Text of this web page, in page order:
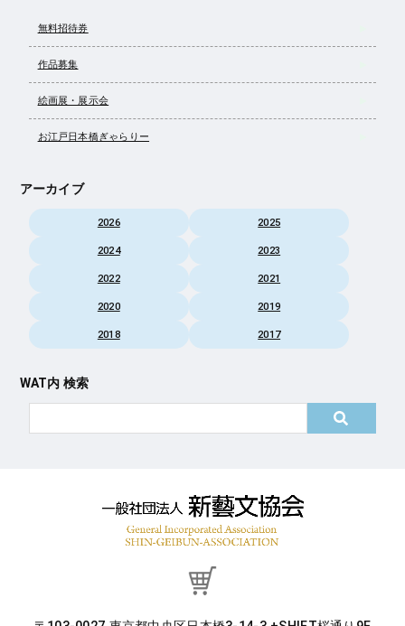
無料招待券
作品募集
絵画展・展示会
お江戸日本橋ぎゃらりー
アーカイブ
2026 2025
2024 2023
2022 2021
2020 2019
2018 2017
WAT内 検索